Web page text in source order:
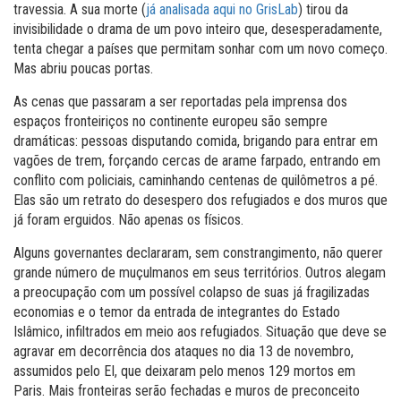
travessia. A sua morte (já analisada aqui no GrisLab) tirou da
invisibilidade o drama de um povo inteiro que, desesperadamente,
tenta chegar a países que permitam sonhar com um novo começo.
Mas abriu poucas portas.
As cenas que passaram a ser reportadas pela imprensa dos
espaços fronteiriços no continente europeu são sempre
dramáticas: pessoas disputando comida, brigando para entrar em
vagões de trem, forçando cercas de arame farpado, entrando em
conflito com policiais, caminhando centenas de quilômetros a pé.
Elas são um retrato do desespero dos refugiados e dos muros que
já foram erguidos. Não apenas os físicos.
Alguns governantes declararam, sem constrangimento, não querer
grande número de muçulmanos em seus territórios. Outros alegam
a preocupação com um possível colapso de suas já fragilizadas
economias e o temor da entrada de integrantes do Estado
Islâmico, infiltrados em meio aos refugiados. Situação que deve se
agravar em decorrência dos ataques no dia 13 de novembro,
assumidos pelo EI, que deixaram pelo menos 129 mortos em
Paris. Mais fronteiras serão fechadas e muros de preconceito